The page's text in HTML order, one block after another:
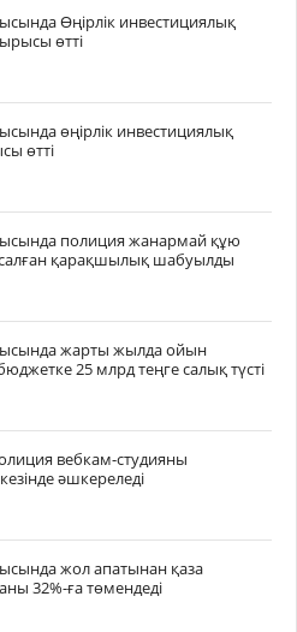
Өңірлік инвестициялық
өтті
өңірлік инвестициялық
өтті
полиция жанармай құю
қарақшылық шабуылды
жарты жылда ойын
25 млрд теңге салық түсті
вебкам-студияны
әшкереледі
жол апатынан қаза
32%-ға төмендеді